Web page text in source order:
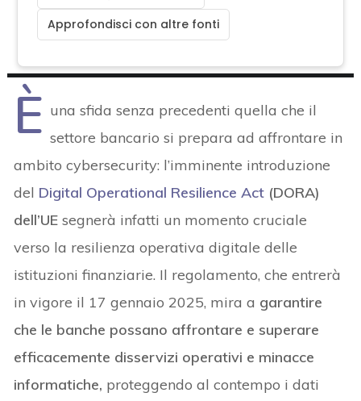
Approfondisci con altre fonti
È una sfida senza precedenti quella che il
settore bancario si prepara ad affrontare in
ambito cybersecurity: l’imminente introduzione
del Digital Operational Resilience Act (DORA)
dell’UE segnerà infatti un momento cruciale
verso la resilienza operativa digitale delle
istituzioni finanziarie. Il regolamento, che entrerà
in vigore il 17 gennaio 2025, mira a garantire
che le banche possano affrontare e superare
efficacemente disservizi operativi e minacce
informatiche, proteggendo al contempo i dati